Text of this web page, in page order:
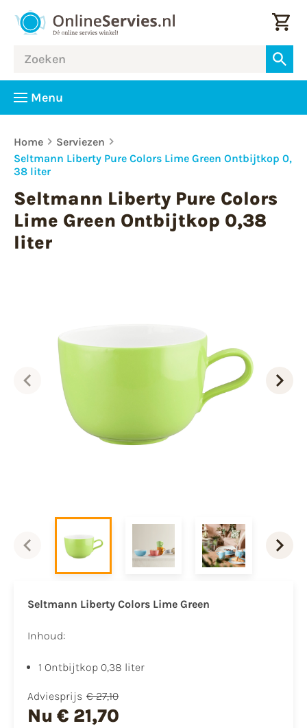
Menu
Home
Serviezen
Seltmann Liberty Pure Colors Lime Green Ontbijtkop 0,
38 liter
Seltmann Liberty Pure Colors
Lime Green Ontbijtkop 0,38
liter
Seltmann Liberty Colors Lime Green
Inhoud:
1 Ontbijtkop 0,38 liter
Adviesprijs € 27,10
Nu € 21,70